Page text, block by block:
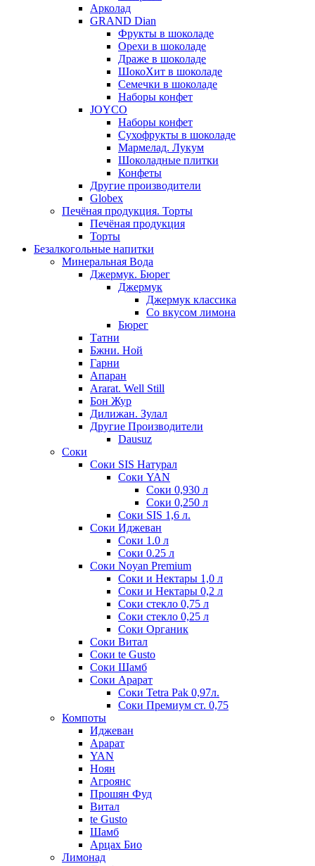
Арколад
GRAND Dian
Фрукты в шоколаде
Орехи в шоколаде
Драже в шоколаде
ШокоХит в шоколаде
Семечки в шоколаде
Наборы конфет
JOYCO
Наборы конфет
Сухофрукты в шоколаде
Мармелад. Лукум
Шоколадные плитки
Конфеты
Другие производители
Globex
Печёная продукция. Торты
Печёная продукция
Торты
Безалкогольные напитки
Минеральная Вода
Джермук. Бюрег
Джермук
Джермук классика
Со вкусом лимона
Бюрег
Татни
Бжни. Ной
Гарни
Апаран
Ararat. Well Still
Бон Жур
Дилижан. Зулал
Другие Производители
Dausuz
Соки
Соки SIS Натурал
Соки YAN
Соки 0,930 л
Соки 0,250 л
Соки SIS 1,6 л.
Соки Иджеван
Соки 1.0 л
Соки 0.25 л
Соки Noyan Premium
Соки и Нектары 1,0 л
Соки и Нектары 0,2 л
Соки стекло 0,75 л
Соки стекло 0,25 л
Соки Органик
Соки Витал
Соки te Gusto
Соки Шамб
Соки Арарат
Соки Tetra Pak 0,97л.
Соки Премиум ст. 0,75
Компоты
Иджеван
Арарат
YAN
Ноян
Агроянс
Прошян Фуд
Витал
te Gusto
Шамб
Арцах Био
Лимонад